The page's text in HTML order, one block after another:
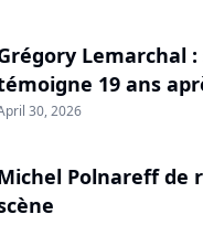
Lemarchal
19 ans
30, 2026
Polnareff de